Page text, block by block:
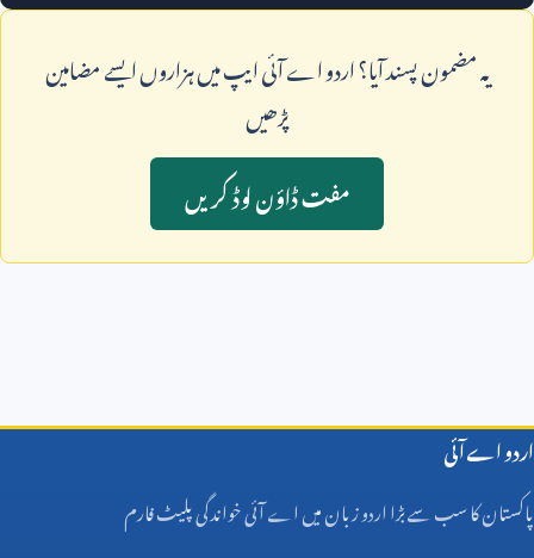
يہ مضمون پسند آيا؟ اردو اے آئی ايپ ميں ہزاروں ايسے مضامين
پڑھيں
مفت ڈاؤن لوڈ کريں
اردو اے آئی
پاکستان کا سب سے بڑا اردو زبان میں اے آئی خواندگی پلیٹ فارم